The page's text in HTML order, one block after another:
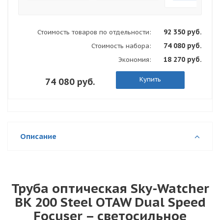
Стоимость товаров по отдельности: 92 350 руб.
Стоимость набора: 74 080 руб.
Экономия: 18 270 руб.
74 080 руб. Купить
Описание
Труба оптическая Sky-Watcher
BK 200 Steel OTAW Dual Speed
Focuser – светосильное